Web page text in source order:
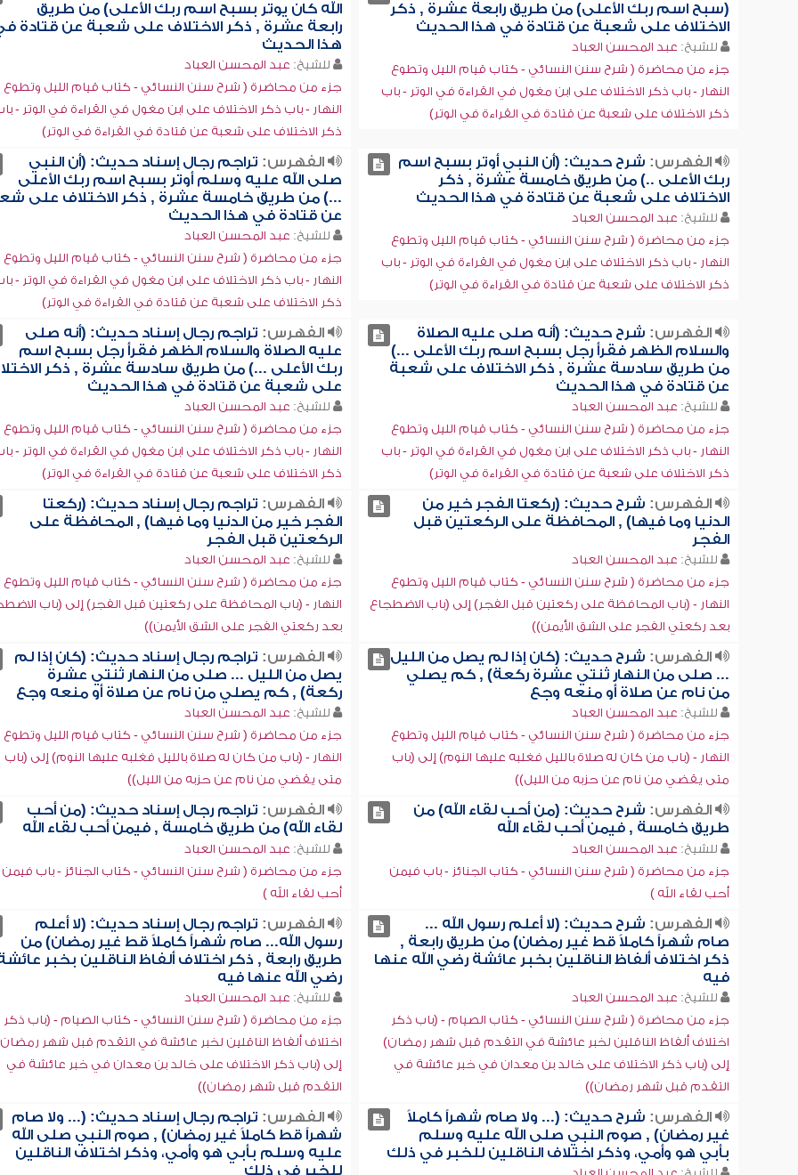
(سبح اسم ربك الأعلى) من طريق رابعة عشرة , ذكر
الاختلاف على شعبة عن قتادة في هذا الحديث
للشيخ: عبد المحسن العباد
جزء من محاضرة ( شرح سنن النسائي - كتاب قيام الليل وتطوع
النهار - باب ذكر الاختلاف على ابن مغول في القراءة في الوتر - باب
ذكر الاختلاف على شعبة عن قتادة في القراءة في الوتر)
الله كان يوتر بسبح اسم ربك الأعلى) من طريق
رابعة عشرة , ذكر الاختلاف على شعبة عن قتادة
هذا الحديث
للشيخ: عبد المحسن العباد
جزء من محاضرة ( شرح سنن النسائي - كتاب قيام الليل وتطوع
النهار - باب ذكر الاختلاف على ابن مغول في القراءة في الوتر -
ذكر الاختلاف على شعبة عن قتادة في القراءة في الوتر)
الفهرس: شرح حديث: (أن النبي أوتر بسبح اسم
ربك الأعلى ..) من طريق خامسة عشرة , ذكر
الاختلاف على شعبة عن قتادة في هذا الحديث
للشيخ: عبد المحسن العباد
جزء من محاضرة ( شرح سنن النسائي - كتاب قيام الليل وتطوع
النهار - باب ذكر الاختلاف على ابن مغول في القراءة في الوتر - باب
ذكر الاختلاف على شعبة عن قتادة في القراءة في الوتر)
الفهرس: تراجم رجال إسناد حديث: (أن النبي
صلى الله عليه وسلم أوتر بسبح اسم ربك الأعلى
...) من طريق خامسة عشرة , ذكر الاختلاف على
عن قتادة في هذا الحديث
للشيخ: عبد المحسن العباد
جزء من محاضرة ( شرح سنن النسائي - كتاب قيام الليل وتطوع
النهار - باب ذكر الاختلاف على ابن مغول في القراءة في الوتر -
ذكر الاختلاف على شعبة عن قتادة في القراءة في الوتر)
الفهرس: شرح حديث: (أنه صلى عليه الصلاة
والسلام الظهر فقرأ رجل بسبح اسم ربك الأعلى ...)
من طريق سادسة عشرة , ذكر الاختلاف على شعبة
عن قتادة في هذا الحديث
للشيخ: عبد المحسن العباد
جزء من محاضرة ( شرح سنن النسائي - كتاب قيام الليل وتطوع
النهار - باب ذكر الاختلاف على ابن مغول في القراءة في الوتر - باب
ذكر الاختلاف على شعبة عن قتادة في القراءة في الوتر)
الفهرس: تراجم رجال إسناد حديث: (أنه صلى
عليه الصلاة والسلام الظهر فقرأ رجل بسبح اسم
ربك الأعلى ...) من طريق سادسة عشرة , ذكر
على شعبة عن قتادة في هذا الحديث
للشيخ: عبد المحسن العباد
جزء من محاضرة ( شرح سنن النسائي - كتاب قيام الليل وتطوع
النهار - باب ذكر الاختلاف على ابن مغول في القراءة في الوتر -
ذكر الاختلاف على شعبة عن قتادة في القراءة في الوتر)
الفهرس: شرح حديث: (ركعتا الفجر خير من
الدنيا وما فيها) , المحافظة على الركعتين قبل
الفجر
للشيخ: عبد المحسن العباد
جزء من محاضرة ( شرح سنن النسائي - كتاب قيام الليل وتطوع
النهار - (باب المحافظة على ركعتين قبل الفجر) إلى (باب الاضطجاع
بعد ركعتي الفجر على الشق الأيمن))
الفهرس: تراجم رجال إسناد حديث: (ركعتا
الفجر خير من الدنيا وما فيها) , المحافظة على
الركعتين قبل الفجر
للشيخ: عبد المحسن العباد
جزء من محاضرة ( شرح سنن النسائي - كتاب قيام الليل وتطوع
النهار - (باب المحافظة على ركعتين قبل الفجر) إلى (باب
بعد ركعتي الفجر على الشق الأيمن))
الفهرس: شرح حديث: (كان إذا لم يصل من الليل
... صلى من النهار ثنتي عشرة ركعة) , كم يصلي
من نام عن صلاة أو منعه وجع
للشيخ: عبد المحسن العباد
جزء من محاضرة ( شرح سنن النسائي - كتاب قيام الليل وتطوع
النهار - (باب من كان له صلاة بالليل فغلبه عليها النوم) إلى (باب
متى يقضي من نام عن حزبه من الليل))
الفهرس: تراجم رجال إسناد حديث: (كان إذا لم
يصل من الليل ... صلى من النهار ثنتي عشرة
ركعة) , كم يصلي من نام عن صلاة أو منعه وجع
للشيخ: عبد المحسن العباد
جزء من محاضرة ( شرح سنن النسائي - كتاب قيام الليل وتطوع
النهار - (باب من كان له صلاة بالليل فغلبه عليها النوم) إلى (باب
متى يقضي من نام عن حزبه من الليل))
الفهرس: شرح حديث: (من أحب لقاء الله) من
طريق خامسة , فيمن أحب لقاء الله
للشيخ: عبد المحسن العباد
جزء من محاضرة ( شرح سنن النسائي - كتاب الجنائز - باب فيمن
أحب لقاء الله )
الفهرس: تراجم رجال إسناد حديث: (من أحب
لقاء الله) من طريق خامسة , فيمن أحب لقاء الله
للشيخ: عبد المحسن العباد
جزء من محاضرة ( شرح سنن النسائي - كتاب الجنائز - باب فيمن
أحب لقاء الله )
الفهرس: شرح حديث: (لا أعلم رسول الله ...
صام شهراً كاملاً قط غير رمضان) من طريق رابعة ,
ذكر اختلاف ألفاظ الناقلين بخبر عائشة رضي الله عنها
فيه
للشيخ: عبد المحسن العباد
جزء من محاضرة ( شرح سنن النسائي - كتاب الصيام - (باب ذكر
اختلاف ألفاظ الناقلين لخبر عائشة في التقدم قبل شهر رمضان)
إلى (باب ذكر الاختلاف على خالد بن معدان في خبر عائشة في
التقدم قبل شهر رمضان))
الفهرس: تراجم رجال إسناد حديث: (لا أعلم
رسول الله... صام شهراً كاملاً قط غير رمضان) من
طريق رابعة , ذكر اختلاف ألفاظ الناقلين بخبر
رضي الله عنها فيه
للشيخ: عبد المحسن العباد
جزء من محاضرة ( شرح سنن النسائي - كتاب الصيام - (باب ذكر
اختلاف ألفاظ الناقلين لخبر عائشة في التقدم قبل شهر
إلى (باب ذكر الاختلاف على خالد بن معدان في خبر عائشة في
التقدم قبل شهر رمضان))
الفهرس: شرح حديث: (... ولا صام شهراً كاملاً
غير رمضان) , صوم النبي صلى الله عليه وسلم
بأبي هو وأمي، وذكر اختلاف الناقلين للخبر في ذلك
الفهرس: تراجم رجال إسناد حديث: (... ولا صام
شهراً قط كاملاً غير رمضان) , صوم النبي صلى الله
عليه وسلم بأبي هو وأمي، وذكر اختلاف الناقلين
للخبر في ذلك